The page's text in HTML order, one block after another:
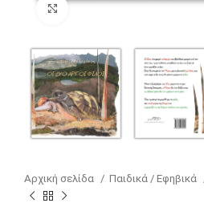
Αρχική σελίδα Παιδικά / Εφηβικά